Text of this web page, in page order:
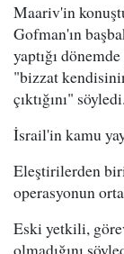
Maariv'in
Gofman'ın
yaptığı
"bizzat
çıktığını" söyledi.
İsrail'in kamu
Eleştirilerden
operasyonun
Eski yetkili,
olmadığını